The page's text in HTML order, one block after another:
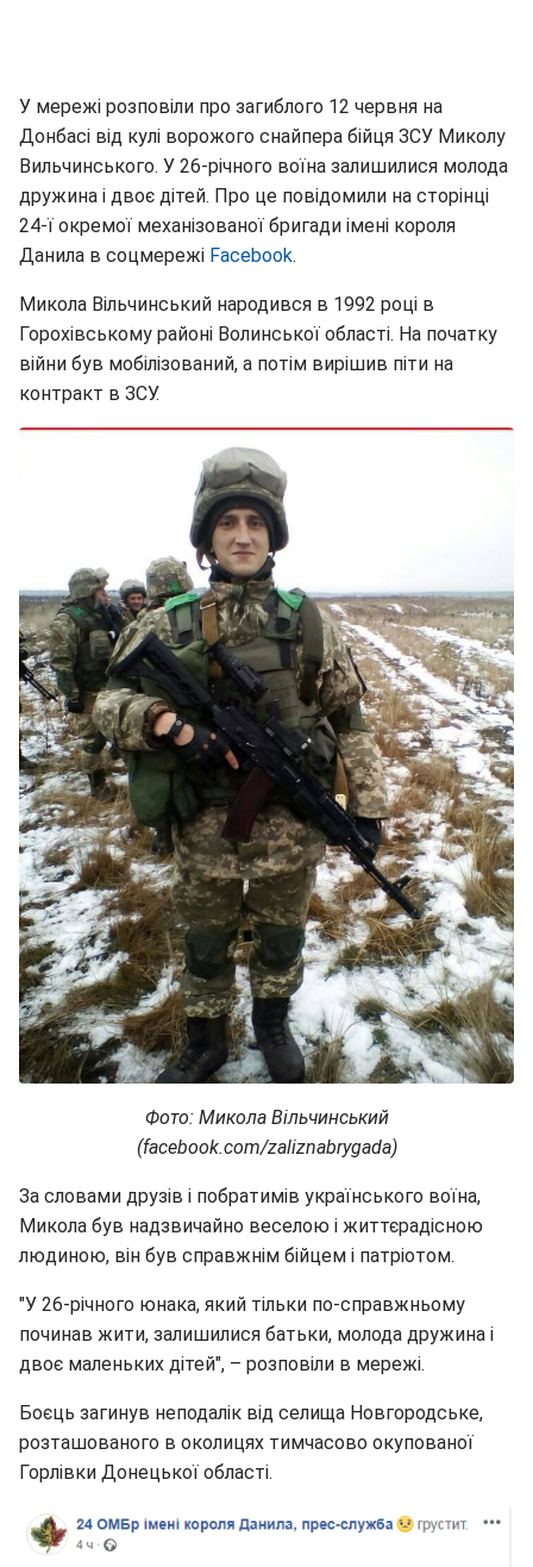
У мережі розповіли про загиблого 12 червня на
Донбасі від кулі ворожого снайпера бійця ЗСУ Миколу
Вильчинського. У 26-річного воїна залишилися молода
дружина і двоє дітей. Про це повідомили на сторінці
24-ї окремої механізованої бригади імені короля
Данила в соцмережі Facebook.
Микола Вільчинський народився в 1992 році в
Горохівському районі Волинської області. На початку
війни був мобілізований, а потім вирішив піти на
контракт в ЗСУ.
Фото: Микола Вільчинський
(facebook.com/zaliznabrygada)
За словами друзів і побратимів українського воїна,
Микола був надзвичайно веселою і життєрадісною
людиною, він був справжнім бійцем і патріотом.
"У 26-річного юнака, який тільки по-справжньому
починав жити, залишилися батьки, молода дружина і
двоє маленьких дітей", – розповіли в мережі.
Боєць загинув неподалік від селища Новгородське,
розташованого в околицях тимчасово окупованої
Горлівки Донецької області.